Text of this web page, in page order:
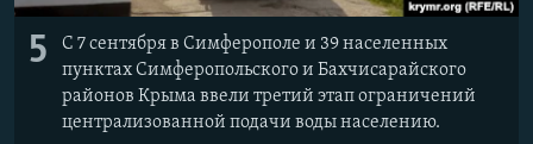
5
С 7 сентября в Симферополе и 39 населенных
пунктах Симферопольского и Бахчисарайского
районов Крыма ввели третий этап ограничений
централизованной подачи воды населению.